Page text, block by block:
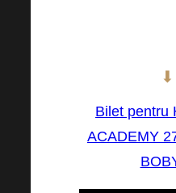
Bilet pentru
ACADEMY